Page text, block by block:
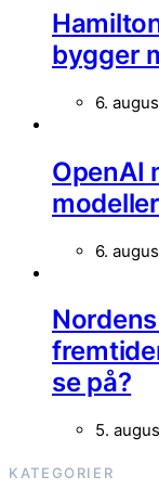
bygger
6.
OpenAI
6.
se på?
5.
KATEGORIER